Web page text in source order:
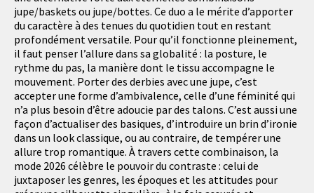
jupe/baskets ou jupe/bottes. Ce duo a le mérite d’apporter
du caractère à des tenues du quotidien tout en restant
profondément versatile. Pour qu’il fonctionne pleinement,
il faut penser l’allure dans sa globalité : la posture, le
rythme du pas, la manière dont le tissu accompagne le
mouvement. Porter des derbies avec une jupe, c’est
accepter une forme d’ambivalence, celle d’une féminité qui
n’a plus besoin d’être adoucie par des talons. C’est aussi une
façon d’actualiser des basiques, d’introduire un brin d’ironie
dans un look classique, ou au contraire, de tempérer une
allure trop romantique. À travers cette combinaison, la
mode 2026 célèbre le pouvoir du contraste : celui de
juxtaposer les genres, les époques et les attitudes pour